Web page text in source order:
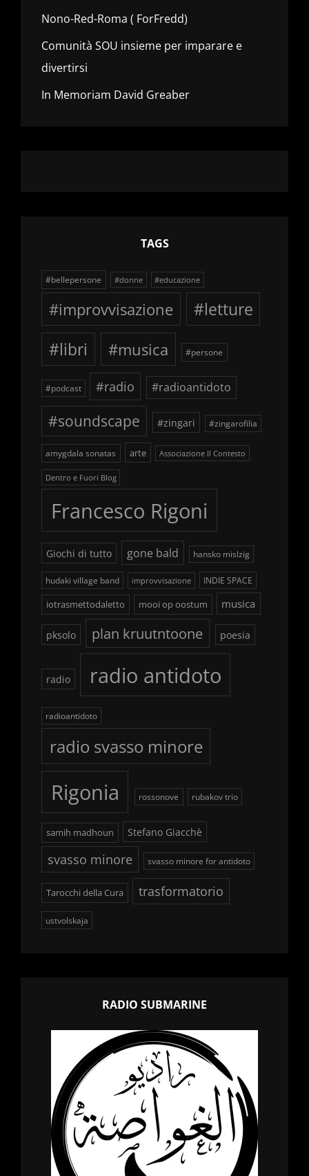
Nono-Red-Roma ( ForFredd)
Comunità SOU insieme per imparare e
divertirsi
In Memoriam David Greaber
TAGS
#bellepersone #donne #educazione
#improvvisazione
#letture
#libri
#musica #persone
#podcast #radio #radioantidoto
#soundscape #zingari #zingarofilia
amygdala sonatas arte Associazione Il Contesto
Dentro e Fuori Blog
Francesco Rigoni
Giochi di tutto gone bald hansko mislzig
hudaki village band improvvisazione INDIE SPACE
iotrasmettodaletto mooi op oostum musica
pksolo plan kruutntoone poesia
radio radio antidoto
radioantidoto
radio svasso minore
Rigonia rossonove rubakov trio
samih madhoun Stefano Giacchè
svasso minore svasso minore for antidoto
Tarocchi della Cura trasformatorio
ustvolskaja
RADIO SUBMARINE